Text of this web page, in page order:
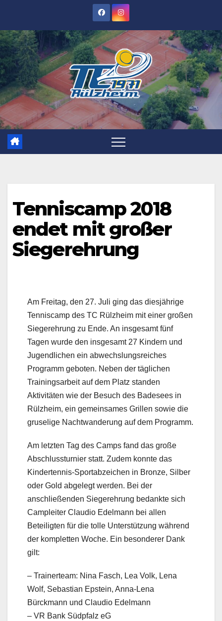
springen
Tenniscamp 2018
endet mit großer
Siegerehrung
Am Freitag, den 27. Juli ging das diesjährige
Tenniscamp des TC Rülzheim mit einer großen
Siegerehrung zu Ende. An insgesamt fünf
Tagen wurde den insgesamt 27 Kindern und
Jugendlichen ein abwechslungsreiches
Programm geboten. Neben der täglichen
Trainingsarbeit auf dem Platz standen
Aktivitäten wie der Besuch des Badesees in
Rülzheim, ein gemeinsames Gril len sowie die
gruselige Nachtwanderung auf dem Programm.
Am letzten Tag des Camps fand das große
Abschlussturnier statt. Zudem konnte das
Kindertennis-Sportabzeichen in Bronze, Silber
oder Gold abgelegt werden. Bei der
anschließenden Siegerehrung bedankte sich
Campleiter Claudio Edelmann bei allen
Beteiligten für die tolle Unterstützung während
der kompletten Woche. Ein besonderer Dank
gilt:
– Trainerteam: Nina Fasch, Lea Volk, Lena
Wolf, Sebastian Epstein, Anna-Lena
Bürckmann und Claudio Edelmann
– VR Bank Südpfalz eG